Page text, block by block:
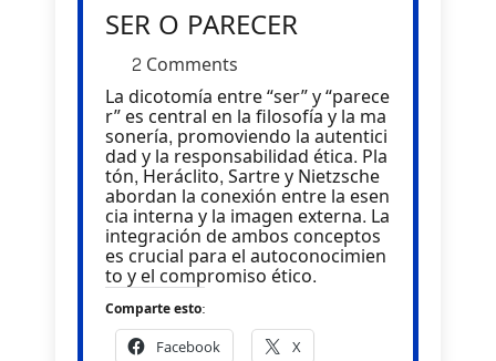
SER O PARECER
2 Comments
La dicotomía entre “ser” y “parece
r” es central en la filosofía y la ma
sonería, promoviendo la autentici
dad y la responsabilidad ética. Pla
tón, Heráclito, Sartre y Nietzsche
abordan la conexión entre la esen
cia interna y la imagen externa. La
integración de ambos conceptos
es crucial para el autoconocimien
to y el compromiso ético.
Comparte esto:
Facebook X